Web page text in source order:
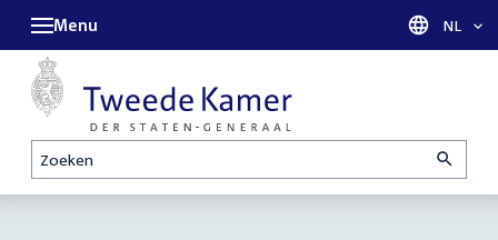
Zoeken
Menu Taal
NL